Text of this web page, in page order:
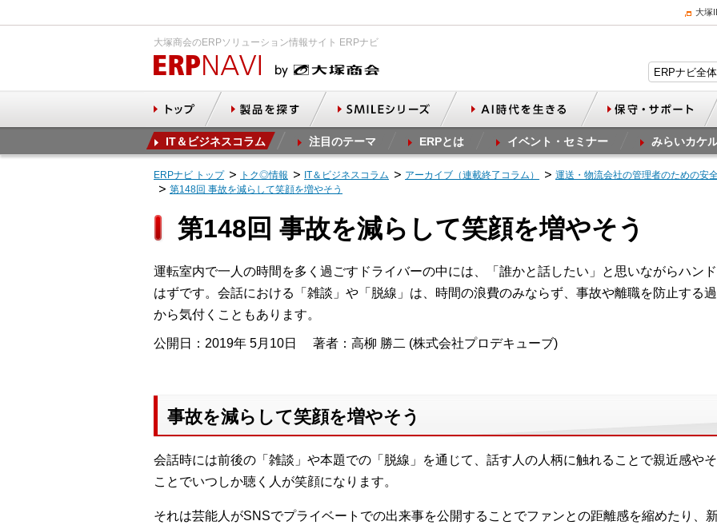
大塚
大塚商会のERPソリューション情報サイト ERPナビ
IT＆ビジネスコラム 注目のテーマ ERPとは イベント・セミナー みらいカケ
ERPナビ トップ トク◎情報 IT＆ビジネスコラム アーカイブ（連載終了コラム）
運送・物流会社の管理者のための安
第148回 事故を減らして笑顔を増やそう
第148回 事故を減らして笑顔を増やそう
運転室内で一人の時間を多く過ごすドライバーの中には、「誰かと話したい」と思いながらハン
はずです。会話における「雑談」や「脱線」は、時間の浪費のみならず、事故や離職を防止する
から気付くこともあります。
公開日：2019年 5月10日 著者：高柳 勝二 (株式会社プロデキューブ)
事故を減らして笑顔を増やそう
会話時には前後の「雑談」や本題での「脱線」を通じて、話す人の人柄に触れることで親近感や
ことでいつしか聴く人が笑顔になります。
それは芸能人がSNSでプライベートでの出来事を公開することでファンとの距離感を縮めたり、